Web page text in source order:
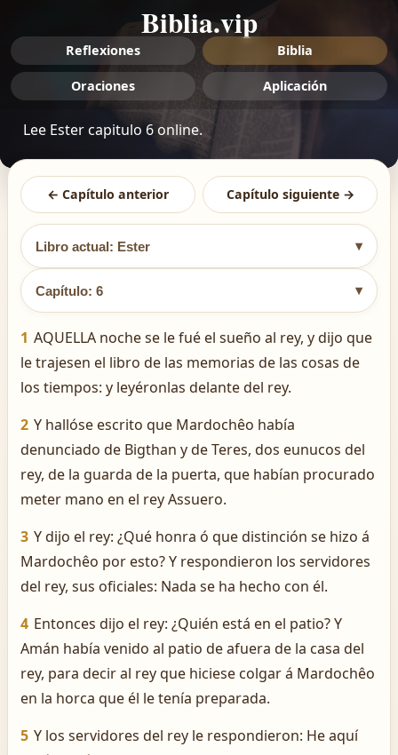
Biblia.vip
Reflexiones Biblia
Oraciones Aplicación
Lee Ester capitulo 6 online.
← Capítulo anterior Capítulo siguiente →
Libro actual: Ester ▾
Capítulo: 6 ▾
1 AQUELLA noche se le fué el sueño al rey, y dijo que
le trajesen el libro de las memorias de las cosas de
los tiempos: y leyéronlas delante del rey.
2 Y hallóse escrito que Mardochêo había
denunciado de Bigthan y de Teres, dos eunucos del
rey, de la guarda de la puerta, que habían procurado
meter mano en el rey Assuero.
3 Y dijo el rey: ¿Qué honra ó que distinción se hizo á
Mardochêo por esto? Y respondieron los servidores
del rey, sus oficiales: Nada se ha hecho con él.
4 Entonces dijo el rey: ¿Quién está en el patio? Y
Amán había venido al patio de afuera de la casa del
rey, para decir al rey que hiciese colgar á Mardochêo
en la horca que él le tenía preparada.
5 Y los servidores del rey le respondieron: He aquí